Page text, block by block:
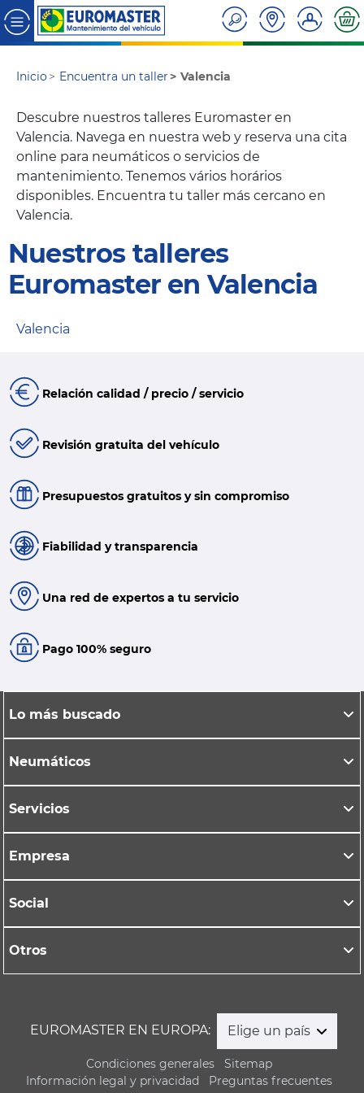
Inicio Encuentra un taller Valencia
Descubre nuestros talleres Euromaster en
Valencia. Navega en nuestra web y reserva una cita
online para neumáticos o servicios de
mantenimiento. Tenemos vários horários
disponibles. Encuentra tu taller más cercano en
Valencia.
Nuestros talleres
Euromaster en Valencia
Valencia
Relación calidad / precio / servicio
Revisión gratuita del vehículo
Presupuestos gratuitos y sin compromiso
Fiabilidad y transparencia
Una red de expertos a tu servicio
Pago 100% seguro
Lo más buscado
Neumáticos
Servicios
Empresa
Social
Otros
EUROMASTER EN EUROPA: Elige un país
Condiciones generales
Sitemap
Información legal y privacidad
Preguntas frecuentes